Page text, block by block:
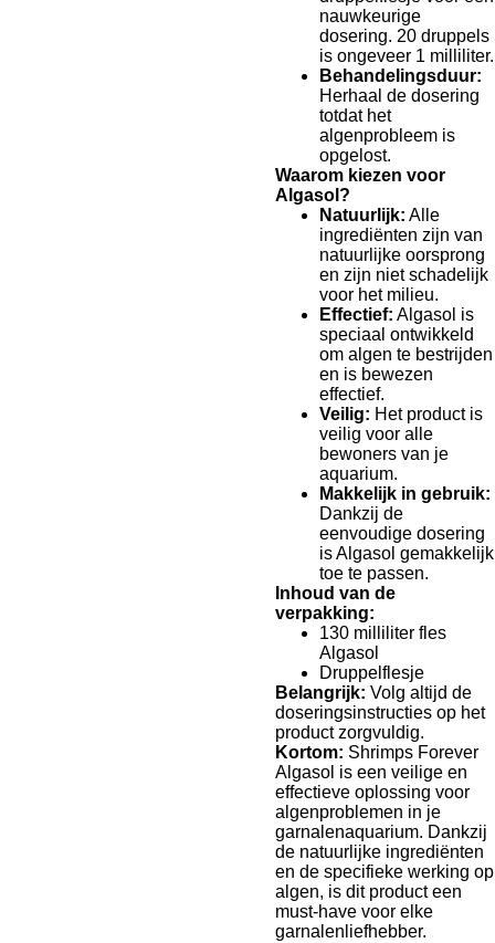
nauwkeurige
dosering. 20 druppels
is ongeveer 1 milliliter.
Behandelingsduur:
Herhaal de dosering
totdat het
algenprobleem is
opgelost.
Waarom kiezen voor
Algasol?
Natuurlijk: Alle
ingrediënten zijn van
natuurlijke oorsprong
en zijn niet schadelijk
voor het milieu.
Effectief: Algasol is
speciaal ontwikkeld
om algen te bestrijden
en is bewezen
effectief.
Veilig: Het product is
veilig voor alle
bewoners van je
aquarium.
Makkelijk in gebruik:
Dankzij de
eenvoudige dosering
is Algasol gemakkelijk
toe te passen.
Inhoud van de
verpakking:
130 milliliter fles
Algasol
Druppelflesje
Belangrijk: Volg altijd de
doseringsinstructies op het
product zorgvuldig.
Kortom: Shrimps Forever
Algasol is een veilige en
effectieve oplossing voor
algenproblemen in je
garnalenaquarium. Dankzij
de natuurlijke ingrediënten
en de specifieke werking op
algen, is dit product een
must-have voor elke
garnalenliefhebber.